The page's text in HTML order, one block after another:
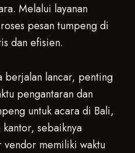
Melalui layanan
pesan tumpeng di
dan efisien.
berjalan lancar, penting
pengantaran dan
untuk acara di Bali,
kantor, sebaiknya
memiliki waktu